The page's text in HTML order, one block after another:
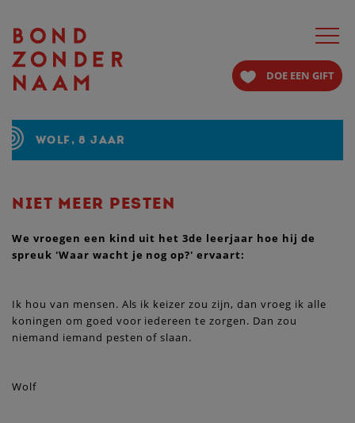
Toggle
DOE EEN GIFT
WOLF, 8 JAAR
NIET MEER PESTEN
We vroegen een kind uit het 3de leerjaar hoe hij de
spreuk 'Waar wacht je nog op?' ervaart:
Ik hou van mensen. Als ik keizer zou zijn, dan vroeg ik alle
koningen om goed voor iedereen te zorgen. Dan zou
niemand iemand pesten of slaan.
Wolf